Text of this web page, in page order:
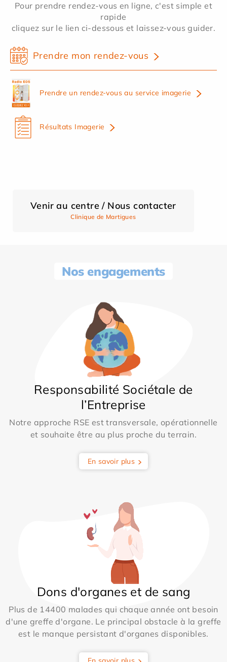
Pour prendre rendez-vous en ligne, c'est simple et
rapide
cliquez sur le lien ci-dessous et laissez-vous guider.
Prendre mon rendez-vous
Prendre un rendez-vous au service imagerie
Résultats Imagerie
Venir au centre / Nous contacter
Clinique de Martigues
Nos engagements
Responsabilité Sociétale de
l’Entreprise
Notre approche RSE est transversale, opérationnelle
et souhaite être au plus proche du terrain.
En savoir plus
Dons d'organes et de sang
Plus de 14400 malades qui chaque année ont besoin
d'une greffe d'organe. Le principal obstacle à la greffe
est le manque persistant d'organes disponibles.